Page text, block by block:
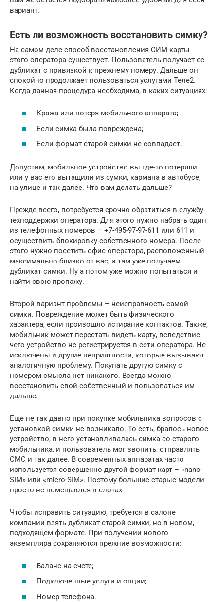
вариант.
Есть ли возможность восстановить симку?
На самом деле способ восстановления СИМ-карты
этого оператора существует. Пользователь получает ее
дубликат с привязкой к прежнему номеру. Дальше он
спокойно продолжает пользоваться услугами Теле2.
Когда данная процедура необходима, в каких ситуациях:
Кража или потеря мобильного аппарата;
Если симка была повреждена;
Если формат старой симки не совпадает.
Допустим, мобильное устройство вы где-то потеряли
или у вас его вытащили из сумки, кармана в автобусе,
на улице и так далее. Что вам делать дальше?
Прежде всего, потребуется срочно обратиться в службу
техподдержки оператора. Для этого нужно набрать один
из телефонных номеров – +7-495-97-97-611 или 611 и
осуществить блокировку собственного номера. После
этого нужно посетить офис оператора, расположенный
максимально близко от вас, и там уже получаем
дубликат симки. Ну а потом уже можно попытаться и
найти свою пропажу.
Второй вариант проблемы – неисправность самой
симки. Повреждение может быть физического
характера, если произошло истирание контактов. Также,
мобильник может перестать видеть карту, вследствие
чего устройство не регистрируется в сети оператора. Не
исключены и другие неприятности, которые вызывают
аналогичную проблему. Покупать другую симку с
номером смысла нет никакого. Всегда можно
восстановить свой собственный и пользоваться им
дальше.
Еще не так давно при покупке мобильника вопросов с
установкой симки не возникало. То есть, бралось новое
устройство, в него устанавливалась симка со старого
мобильника, и пользователь мог звонить, отправлять
СМС и так далее. В современных аппаратах часто
используется совершенно другой формат карт – «nano-
SIM» или «micro-SIM». Поэтому большие старые модели
просто не помещаются в слотах
Чтобы исправить ситуацию, требуется в салоне
компании взять дубликат старой симки, но в новом,
подходящем формате. При получении нового
экземпляра сохраняются прежние возможности:
Баланс на счете;
Подключенные услуги и опции;
Номер телефона.